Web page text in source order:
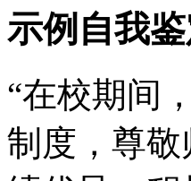
示例自我
“在校期间
制度，尊